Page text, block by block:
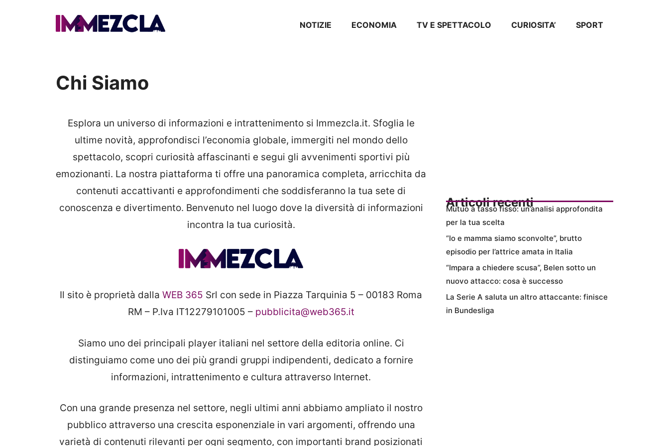
NOTIZIE ECONOMIA TV E SPETTACOLO CURIOSITA’ SPORT
Chi Siamo
Esplora un universo di informazioni e intrattenimento si Immezcla.it. Sfoglia le
ultime novità, approfondisci l’economia globale, immergiti nel mondo dello
spettacolo, scopri curiosità affascinanti e segui gli avvenimenti sportivi più
emozionanti. La nostra piattaforma ti offre una panoramica completa, arricchita da
contenuti accattivanti e approfondimenti che soddisferanno la tua sete di
conoscenza e divertimento. Benvenuto nel luogo dove la diversità di informazioni
incontra la tua curiosità.
Il sito è proprietà dalla WEB 365 Srl con sede in Piazza Tarquinia 5 – 00183 Roma
RM – P.Iva IT12279101005 – pubblicita@web365.it
Siamo uno dei principali player italiani nel settore della editoria online. Ci
distinguiamo come uno dei più grandi gruppi indipendenti, dedicato a fornire
informazioni, intrattenimento e cultura attraverso Internet.
Con una grande presenza nel settore, negli ultimi anni abbiamo ampliato il nostro
pubblico attraverso una crescita esponenziale in vari argomenti, offrendo una
varietà di contenuti rilevanti per ogni segmento, con importanti brand posizionati
Articoli recenti
Mutuo a tasso fisso: un’analisi approfondita
per la tua scelta
“Io e mamma siamo sconvolte”, brutto
episodio per l’attrice amata in Italia
“Impara a chiedere scusa”, Belen sotto un
nuovo attacco: cosa è successo
La Serie A saluta un altro attaccante: finisce
in Bundesliga